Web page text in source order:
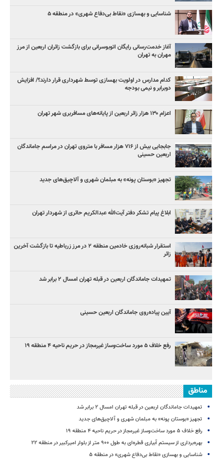
شناسایی و بهسازی «نقاط بی‌دفاع شهری» در منطقه ۵
آغاز خدمت‌رسانی رایگان اتوبوسرانی برای بازگشت زائران اربعین از مرز
مهران به تهران
کدام مدارس در اولویت بهسازی توسط شهرداری قرار دارند؟/ افزایش
دوبرابر و نیمی بودجه
اعزام ۱۳۰ هزار زائر اربعین از پایانه‌های مسافربری شهر تهران
جابجایی بیش از ۷۱۶ هزار مسافر با متروی تهران در مراسم جاماندگان
اربعین حسینی
تجهیز «بوستان پونه» به مبلمان شهری و آلاچیق‌های جدید
ابلاغ پیام تشکر دفتر آیت‌الله عبدالکریم حائری از شهردار تهران
استقرار شبانه‌روزی خادمین منطقه ۲ در مرز زرباطیه تا بازگشت آخرین
زائر
تمهیدات جاماندگان اربعین در قبله تهران امسال ۲ برابر شد
آیین پیاده‌روی جاماندگان اربعین حسینی
رفع خلاف ۵ مورد ساخت‌وساز غیرمجاز در حریم ناحیه ۴ منطقه ۱۹
مناطق
تمهیدات جاماندگان اربعین در قبله تهران امسال ۲ برابر شد
تجهیز «بوستان پونه» به مبلمان شهری و آلاچیق‌های جدید
رفع خلاف ۵ مورد ساخت‌وساز غیرمجاز در حریم ناحیه ۴ منطقه ۱۹
بهره‌برداری از سیستم آبیاری قطره‌ای به طول ۹۰۰ متر از بلوار امیرکبیر در منطقه ۲۲
شناسایی و بهسازی «نقاط بی‌دفاع شهری» در منطقه ۵